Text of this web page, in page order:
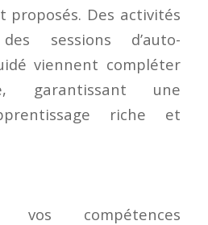
proposés. Des activités
sessions d’auto-
viennent compléter
garantissant une
riche et
vos compétences